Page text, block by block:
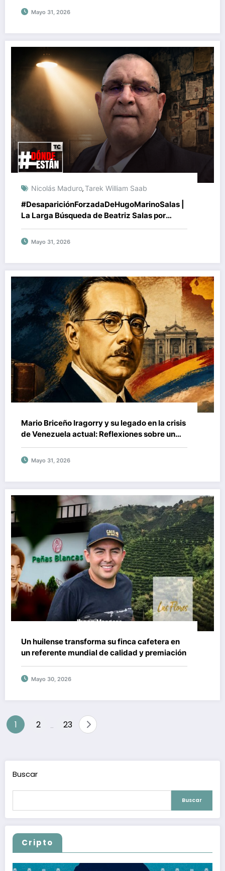
Mayo 31, 2026
Nicolás Maduro,Tarek William Saab
#DesapariciónForzadaDeHugoMarinoSalas |
La Larga Búsqueda de Beatriz Salas por
Justicia y Respuestas en Venezuela
Mayo 31, 2026
Mario Briceño Iragorry y su legado en la crisis
de Venezuela actual: Reflexiones sobre un
pensador imprescindible
Mayo 31, 2026
Un huilense transforma su finca cafetera en
un referente mundial de calidad y premiación
Mayo 30, 2026
Paginación
1 2 23
Buscar
Buscar
Cripto